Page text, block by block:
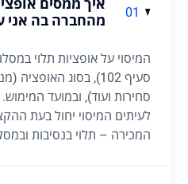
01
איך ממסים
מהחברה בה אני
המיסוי על אופציות תלוי
סעיף 102), בסוג
סחירות ועוד), ובמועד המימוש.
לעיתים המיסוי יחול בעת
המכירה – תלוי בנסיבות